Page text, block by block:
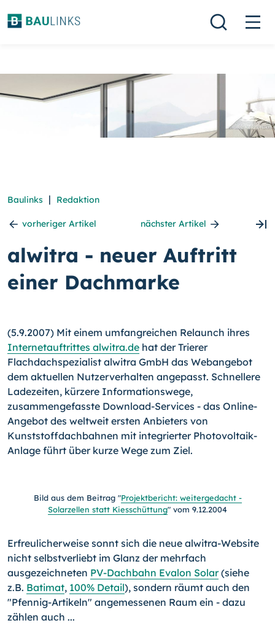
Baulinks | Redaktion
vorheriger Artikel nächster Artikel
alwitra - neuer Auftritt
einer Dachmarke
(5.9.2007) Mit einem umfangreichen Relaunch ihres
Internetauftrittes alwitra.de hat der Trierer
Flachdachspezialist alwitra GmbH das Webangebot
dem aktuellen Nutzerverhalten angepasst. Schnellere
Ladezeiten, kürzere Informationswege,
zusammengefasste Download-Services - das Online-
Angebot des weltweit ersten Anbieters von
Kunststoffdachbahnen mit integrierter Photovoltaik-
Anlage führt über kurze Wege zum Ziel.
Bild aus dem Beitrag "Projektbericht: weitergedacht -
Solarzellen statt Kiesschüttung" vom 9.12.2004
Erfreulicherweise sonnt sich die neue alwitra-Website
nicht selbstverliebt im Glanz der mehrfach
ausgezeichneten PV-Dachbahn Evalon Solar(siehe
z.B. Batimat, 100% Detail), sondern räumt auch den
"Pfennig-Artikeln" angemessenen Raum ein - dazu
zählen auch ...